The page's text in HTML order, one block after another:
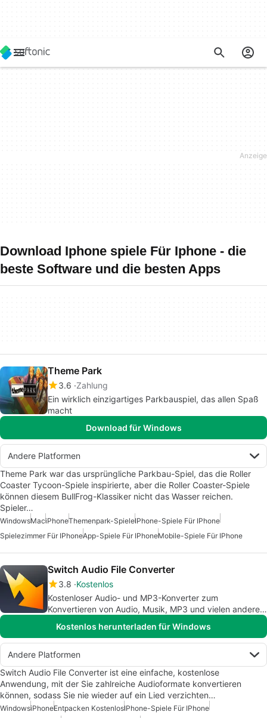
Download Iphone spiele Für Iphone - die
beste Software und die besten Apps
Theme Park
3.6 Zahlung
Ein wirklich einzigartiges Parkbauspiel, das allen Spaß
macht
Download für Windows
Andere Platformen
Theme Park war das ursprüngliche Parkbau-Spiel, das die Roller
Coaster Tycoon-Spiele inspirierte, aber die Roller Coaster-Spiele
können diesem BullFrog-Klassiker nicht das Wasser reichen.
Spieler…
WindowsMaciPhoneThemenpark-SpieleIPhone-Spiele Für IPhone
Spielezimmer Für IPhoneApp-Spiele Für IPhoneMobile-Spiele Für IPhone
Switch Audio File Converter
3.8 Kostenlos
Kostenloser Audio- und MP3-Konverter zum
Konvertieren von Audio, Musik, MP3 und vielen anderen
Kostenlos herunterladen für Windows
Andere Platformen
Switch Audio File Converter ist eine einfache, kostenlose
Anwendung, mit der Sie zahlreiche Audioformate konvertieren
können, sodass Sie nie wieder auf ein Lied verzichten…
WindowsiPhoneEntpacken KostenlosIPhone-Spiele Für IPhone